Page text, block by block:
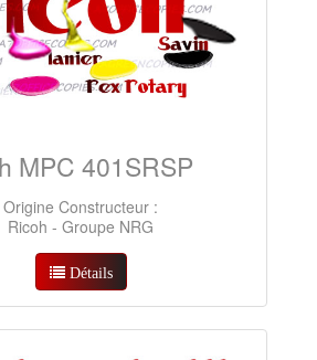
MPC 401SRSP
Origine Constructeur :
Ricoh - Groupe NRG
Détails